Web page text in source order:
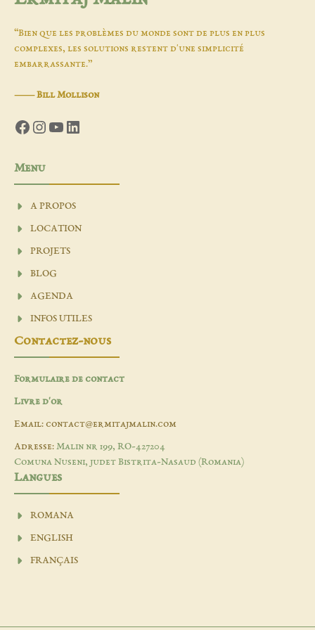
“Bien que les problèmes du monde sont de plus en plus
complexes, les solutions restent d'une simplicité
embarrassante.”
―Bill Mollison
Facebook
Instagram
YouTube
LinkedIn
Menu
A PROPOS
LOCATION
PROJETS
BLOG
AGENDA
INFOS UTILES
Contactez-nous
Formulaire de contact
Livre d'or
Email: contact@ermitajmalin.com
Adresse: Malin nr 199, RO-427204
Comuna Nuseni, judet Bistrita-Nasaud (Romania)
Langues
ROMANA
ENGLISH
FRANÇAIS